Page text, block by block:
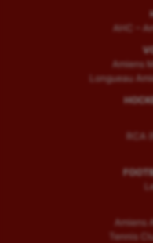
Sport
Sport santé
Sport-
Sport-santé
Ultimate
AHC –
Amiens
Longueau
RCA
Amiens
Tennis